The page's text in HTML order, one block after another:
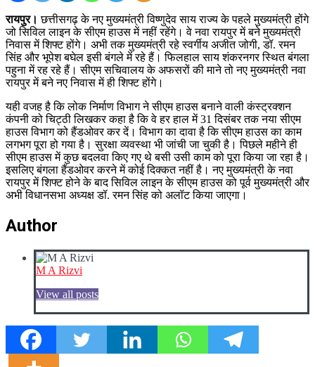
रायपुर। छत्तीसगढ़ के नए मुख्यमंत्री विष्णुदेव साय राज्य के पहले मुख्यमंत्री होंगे
जो सिविल लाइन के सीएम हाउस में नहीं रहेंगे। वे नवा रायपुर में बने मुख्यमंत्री
निवास में शिफ्ट होंगे। अभी तक मुख्यमंत्री रहे स्वर्गीय अजीत जोगी, डॉ. रमन
सिंह और भूपेश बघेल इसी बंगले में रहे हैं। फिलहाल साय शंकरनगर स्थित बंगला
पहुना में रह रहे हैं। सीएम सचिवालय के अफसरों की माने तो नए मुख्यमंत्री नवा
रायपुर में बने नए निवास में ही शिफ्ट होंगे।
यही वजह है कि लोक निर्माण विभाग ने सीएम हाउस बनाने वाली कंस्ट्रक्शन
कंपनी को चिट्ठी लिखकर कहा है कि वे हर हाल में 31 दिसंबर तक नया सीएम
हाउस विभाग को हैंडओवर कर दें। विभाग का दावा है कि सीएम हाउस का काम
लगभग पूरा हो गया है। सुरक्षा व्यवस्था भी जांची जा चुकी है। पिछले महीने ही
सीएम हाउस में कुछ बदलवा किए गए थे बसी उसी काम को पूरा किया जा रहा है।
इसलिए बंगला हैंडओवर करने में कोई दिक्कत नहीं है। नए मुख्यमंत्री के नवा
रायपुर में शिफ्ट होने के बाद सिविल लाइन के सीएम हाउस को पूर्व मुख्यमंत्री और
अभी विधानसभा अध्यक्ष डॉ. रमन सिंह को अलॉट किया जाएगा।
Author
M A Rizvi
View all posts